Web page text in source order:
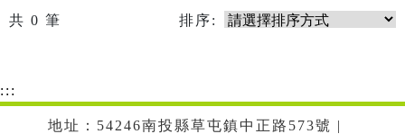
共 0 筆 排序:
:::
地址：54246南投縣草屯鎮中正路573號 |